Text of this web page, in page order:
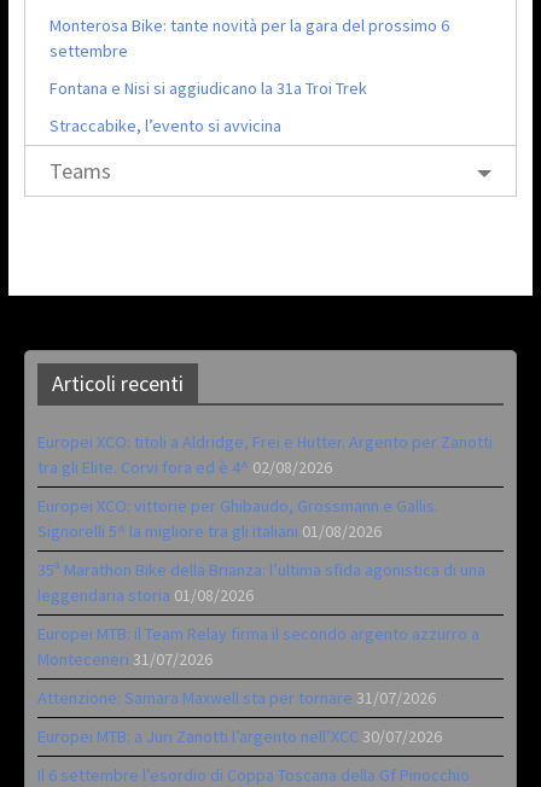
Monterosa Bike: tante novità per la gara del prossimo 6
settembre
Fontana e Nisi si aggiudicano la 31a Troi Trek
Straccabike, l’evento si avvicina
Teams
Articoli recenti
Europei XCO: titoli a Aldridge, Frei e Hutter. Argento per Zanotti
tra gli Elite. Corvi fora ed è 4^ 02/08/2026
Europei XCO: vittorie per Ghibaudo, Grossmann e Gallis.
Signorelli 5^ la migliore tra gli italiani 01/08/2026
35ª Marathon Bike della Brianza: l’ultima sfida agonistica di una
leggendaria storia 01/08/2026
Europei MTB: il Team Relay firma il secondo argento azzurro a
Monteceneri 31/07/2026
Attenzione: Samara Maxwell sta per tornare 31/07/2026
Europei MTB: a Juri Zanotti l’argento nell’XCC 30/07/2026
Il 6 settembre l’esordio di Coppa Toscana della Gf Pinocchio